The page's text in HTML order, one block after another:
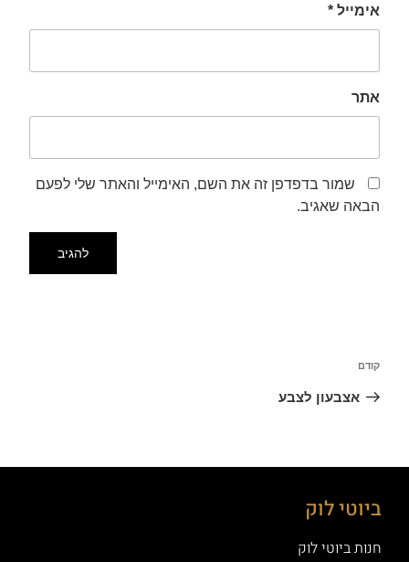
אימייל *
אתר
שמור בדפדפן זה את השם, האימייל והאתר שלי לפעם
הבאה שאגיב.
קודם
אצבעון לצבע
ביוטי לוק
חנות ביוטי לוק